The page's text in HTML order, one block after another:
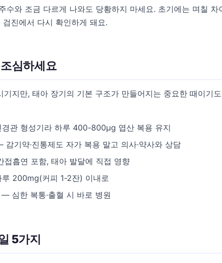
수와 조금 다르게 나와도 당황하지 마세요. 초기에는 며칠 차
진에서 다시 확인하게 돼요.
심하세요
기지만, 태아 장기의 기본 구조가 만들어지는 중요한 때이기
관 형성기라 하루 400-800μg 엽산 복용 유지
기약·진통제도 자가 복용 말고 의사·약사와 상담
흡연 포함, 태아 발달에 직접 영향
200mg(커피 1-2잔) 이내로
심한 복통·출혈 시 바로 병원
5가지